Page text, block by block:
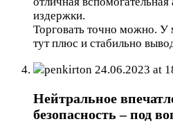
издержки.
Торговать точно можно. У
тут плюс и стабильно
penkirton 24.06.2023 at
Нейтральное
безопасность – под